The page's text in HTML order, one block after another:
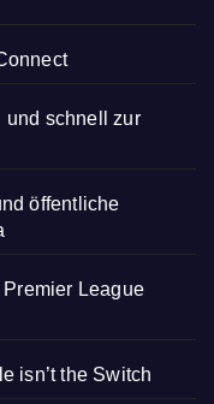
und schnell zur
öffentliche
League
isn’t the Switch